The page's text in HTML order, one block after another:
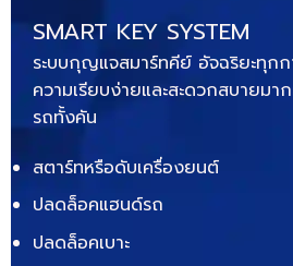
SMART KEY SYSTEM
ระบบกุญแจสมาร์ทคีย์ อัจฉริยะทุก
ความเรียบง่ายและสะดวกสบายม
รถทั้งคัน
สตาร์ทหรือดับเครื่องยนต์
ปลดล็อคแฮนด์รถ
ปลดล็อคเบาะ